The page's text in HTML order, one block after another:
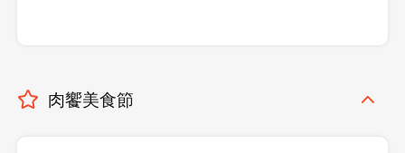
肉饗美食節